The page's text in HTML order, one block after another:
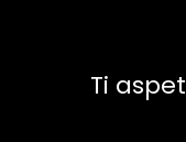
Ti